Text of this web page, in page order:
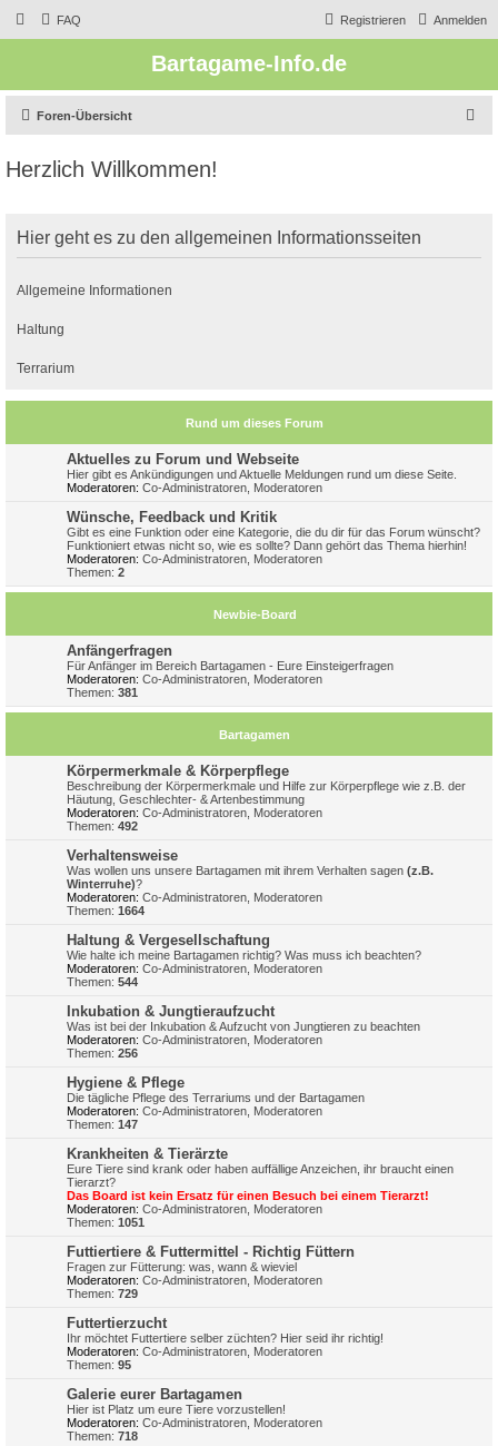
FAQ Anmelden
Registrieren
Bartagame-Info.de
Foren-Übersicht
Herzlich Willkommen!
Hier geht es zu den allgemeinen Informationsseiten
Allgemeine Informationen
Haltung
Terrarium
Rund um dieses Forum
Aktuelles zu Forum und Webseite
Hier gibt es Ankündigungen und Aktuelle Meldungen rund um diese Seite.
Moderatoren: Co-Administratoren Moderatoren
Wünsche, Feedback und Kritik
Gibt es eine Funktion oder eine Kategorie, die du dir für das Forum wünscht?
Funktioniert etwas nicht so, wie es sollte? Dann gehört das Thema hierhin!
Moderatoren: Co-Administratoren Moderatoren
Themen: 2
Newbie-Board
Anfängerfragen
Für Anfänger im Bereich Bartagamen - Eure Einsteigerfragen
Moderatoren: Co-Administratoren Moderatoren
Themen: 381
Bartagamen
Körpermerkmale & Körperpflege
Beschreibung der Körpermerkmale und Hilfe zur Körperpflege wie z.B. der
Häutung, Geschlechter- & Artenbestimmung
Moderatoren: Co-Administratoren Moderatoren
Themen: 492
Verhaltensweise
Was wollen uns unsere Bartagamen mit ihrem Verhalten sagen (z.B.
Winterruhe)?
Moderatoren: Co-Administratoren Moderatoren
Themen: 1664
Haltung & Vergesellschaftung
Wie halte ich meine Bartagamen richtig? Was muss ich beachten?
Moderatoren: Co-Administratoren Moderatoren
Themen: 544
Inkubation & Jungtieraufzucht
Was ist bei der Inkubation & Aufzucht von Jungtieren zu beachten
Moderatoren: Co-Administratoren Moderatoren
Themen: 256
Hygiene & Pflege
Die tägliche Pflege des Terrariums und der Bartagamen
Moderatoren: Co-Administratoren Moderatoren
Themen: 147
Krankheiten & Tierärzte
Eure Tiere sind krank oder haben auffällige Anzeichen, ihr braucht einen
Tierarzt?
Das Board ist kein Ersatz für einen Besuch bei einem Tierarzt!
Moderatoren: Co-Administratoren Moderatoren
Themen: 1051
Futtiertiere & Futtermittel - Richtig Füttern
Fragen zur Fütterung: was, wann & wieviel
Moderatoren: Co-Administratoren Moderatoren
Themen: 729
Futtertierzucht
Ihr möchtet Futtertiere selber züchten? Hier seid ihr richtig!
Moderatoren: Co-Administratoren Moderatoren
Themen: 95
Galerie eurer Bartagamen
Hier ist Platz um eure Tiere vorzustellen!
Moderatoren: Co-Administratoren Moderatoren
Themen: 718